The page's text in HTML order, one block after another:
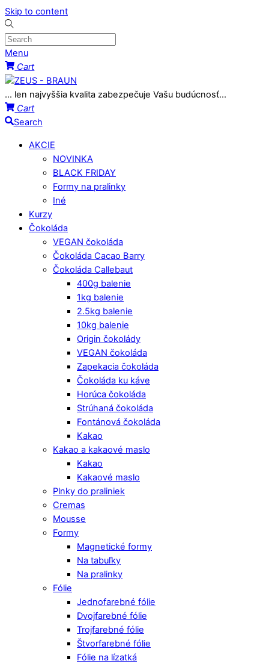
Skip to content
Menu
Cart
... len najvyššia kvalita zabezpečuje Vašu budúcnosť...
Cart
Search
AKCIE
NOVINKA
BLACK FRIDAY
Formy na pralinky
Iné
Kurzy
Čokoláda
VEGAN čokoláda
Čokoláda Cacao Barry
Čokoláda Callebaut
400g balenie
1kg balenie
2.5kg balenie
10kg balenie
Origin čokolády
VEGAN čokoláda
Zapekacia čokoláda
Čokoláda ku káve
Horúca čokoláda
Strúhaná čokoláda
Fontánová čokoláda
Kakao
Kakao a kakaové maslo
Kakao
Kakaové maslo
Plnky do praliniek
Cremas
Mousse
Formy
Magnetické formy
Na tabuľky
Na pralinky
Fólie
Jednofarebné fólie
Dvojfarebné fólie
Trojfarebné fólie
Štvorfarebné fólie
Fólie na lízatká